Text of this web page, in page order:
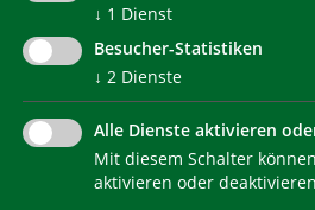
↓ 1 Dienst
Besucher-Statistiken
↓ 2 Dienste
Alle Dienste aktivieren
Mit diesem Schalter
aktivieren oder